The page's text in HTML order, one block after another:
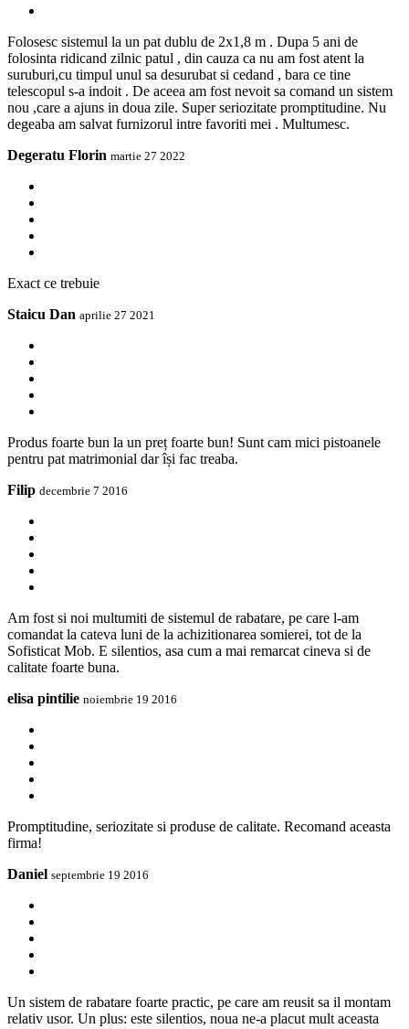
Folosesc sistemul la un pat dublu de 2x1,8 m . Dupa 5 ani de
folosinta ridicand zilnic patul , din cauza ca nu am fost atent la
suruburi,cu timpul unul sa desurubat si cedand , bara ce tine
telescopul s-a indoit . De aceea am fost nevoit sa comand un sistem
nou ,care a ajuns in doua zile. Super seriozitate promptitudine. Nu
degeaba am salvat furnizorul intre favoriti mei . Multumesc.
Degeratu Florin martie 27 2022
Exact ce trebuie
Staicu Dan aprilie 27 2021
Produs foarte bun la un preț foarte bun! Sunt cam mici pistoanele
pentru pat matrimonial dar își fac treaba.
Filip decembrie 7 2016
Am fost si noi multumiti de sistemul de rabatare, pe care l-am
comandat la cateva luni de la achizitionarea somierei, tot de la
Sofisticat Mob. E silentios, asa cum a mai remarcat cineva si de
calitate foarte buna.
elisa pintilie noiembrie 19 2016
Promptitudine, seriozitate si produse de calitate. Recomand aceasta
firma!
Daniel septembrie 19 2016
Un sistem de rabatare foarte practic, pe care am reusit sa il montam
relativ usor. Un plus: este silentios, noua ne-a placut mult aceasta